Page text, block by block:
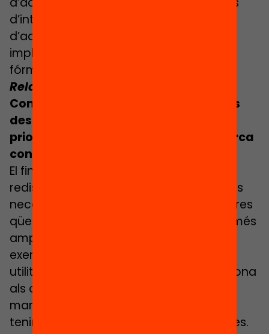
d’integració social. Això en el supòsit
d’aquests 1.500 € més per alumne que
implica l’escenari més possibilista de la
fórmula de l’equitat.
Relacionat:
Com s’assegurarà que els recursos es
destinen a cobrir les necessitats
prioritàries i a actuacions que la recerca
constata que tenen més impacte?
El finançament per fórmula assigna i
redistribueix els recursos en funció de les
necessitats. Però la fórmula no resol altres
qüestions que formen part d’un àmbit més
ampli de la política educativa, per
exemple com aquests recursos són
utilitzats, quin marge d’autonomia es dona
als centres i com en funció d’aquest
marge d’autonomia els centres han de
tenir dinàmiques de rendició de comptes.